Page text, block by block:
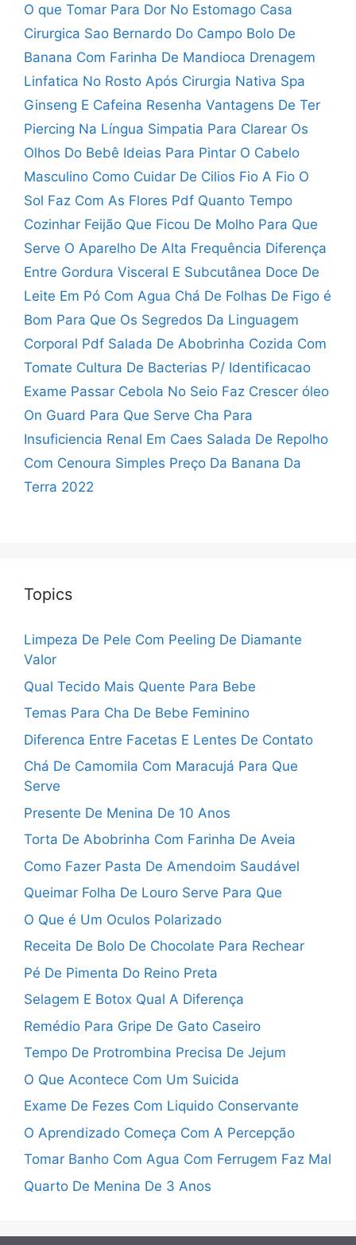
O que Tomar Para Dor No Estomago Casa
Cirurgica Sao Bernardo Do Campo Bolo De
Banana Com Farinha De Mandioca Drenagem
Linfatica No Rosto Após Cirurgia Nativa Spa
Ginseng E Cafeina Resenha Vantagens De Ter
Piercing Na Língua Simpatia Para Clarear Os
Olhos Do Bebê Ideias Para Pintar O Cabelo
Masculino Como Cuidar De Cilios Fio A Fio O
Sol Faz Com As Flores Pdf Quanto Tempo
Cozinhar Feijão Que Ficou De Molho Para Que
Serve O Aparelho De Alta Frequência Diferença
Entre Gordura Visceral E Subcutânea Doce De
Leite Em Pó Com Agua Chá De Folhas De Figo é
Bom Para Que Os Segredos Da Linguagem
Corporal Pdf Salada De Abobrinha Cozida Com
Tomate Cultura De Bacterias P/ Identificacao
Exame Passar Cebola No Seio Faz Crescer óleo
On Guard Para Que Serve Cha Para
Insuficiencia Renal Em Caes Salada De Repolho
Com Cenoura Simples Preço Da Banana Da
Terra 2022
Topics
Limpeza De Pele Com Peeling De Diamante
Valor
Qual Tecido Mais Quente Para Bebe
Temas Para Cha De Bebe Feminino
Diferenca Entre Facetas E Lentes De Contato
Chá De Camomila Com Maracujá Para Que
Serve
Presente De Menina De 10 Anos
Torta De Abobrinha Com Farinha De Aveia
Como Fazer Pasta De Amendoim Saudável
Queimar Folha De Louro Serve Para Que
O Que é Um Oculos Polarizado
Receita De Bolo De Chocolate Para Rechear
Pé De Pimenta Do Reino Preta
Selagem E Botox Qual A Diferença
Remédio Para Gripe De Gato Caseiro
Tempo De Protrombina Precisa De Jejum
O Que Acontece Com Um Suicida
Exame De Fezes Com Liquido Conservante
O Aprendizado Começa Com A Percepção
Tomar Banho Com Agua Com Ferrugem Faz Mal
Quarto De Menina De 3 Anos